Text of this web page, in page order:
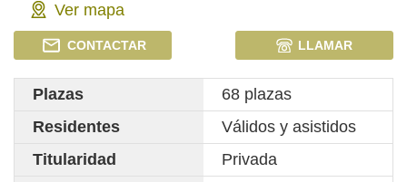
Ver mapa
CONTACTAR LLAMAR
Plazas
68 plazas
Residentes
Válidos y asistidos
Titularidad
Privada